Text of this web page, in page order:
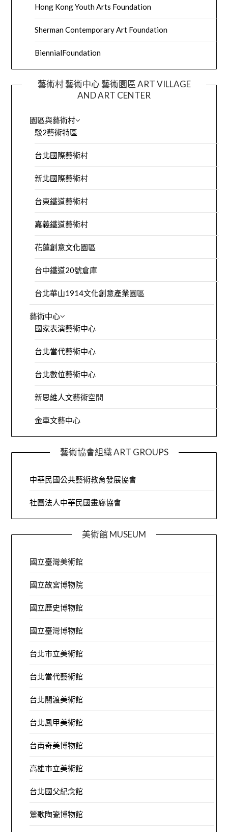
Hong Kong Youth Arts Foundation
Sherman Contemporary Art Foundation
BiennialFoundation
藝術村 藝術中心 藝術園區 ART VILLAGE
AND ART CENTER
園區與藝術村
駁2藝術特區
台北國際藝術村
新北國際藝術村
台東鐵道藝術村
嘉義鐵道藝術村
花蓮創意文化園區
台中鐵道20號倉庫
台北華山1914文化創意產業園區
藝術中心
國家表演藝術中心
台北當代藝術中心
台北數位藝術中心
新思維人文藝術空間
金車文藝中心
藝術協會組織 ART GROUPS
中華民國公共藝術教育發展協會
社團法人中華民國畫廊協會
美術館 MUSEUM
國立臺灣美術館
國立故宮博物院
國立歷史博物館
國立臺灣博物館
台北市立美術館
台北當代藝術館
台北關渡美術館
台北鳳甲美術館
台南奇美博物館
高雄市立美術館
台北國父紀念館
鶯歌陶瓷博物館